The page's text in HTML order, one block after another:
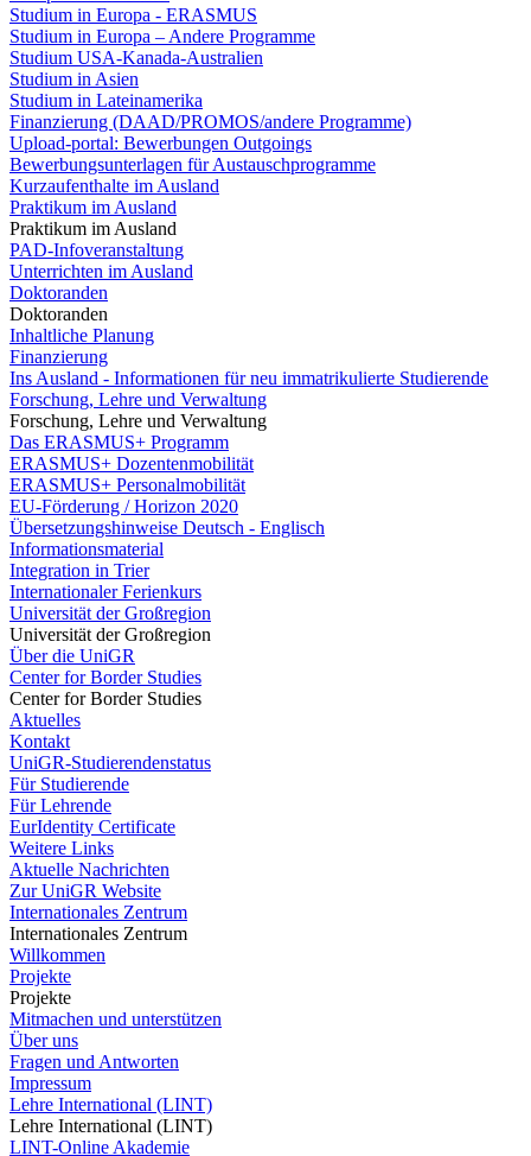
Studium in Europa - ERASMUS
Studium in Europa – Andere Programme
Studium USA-Kanada-Australien
Studium in Asien
Studium in Lateinamerika
Finanzierung (DAAD/PROMOS/andere Programme)
Upload-portal: Bewerbungen Outgoings
Bewerbungsunterlagen für Austauschprogramme
Kurzaufenthalte im Ausland
Praktikum im Ausland
Praktikum im Ausland
PAD-Infoveranstaltung
Unterrichten im Ausland
Doktoranden
Doktoranden
Inhaltliche Planung
Finanzierung
Ins Ausland - Informationen für neu immatrikulierte Studierende
Forschung, Lehre und Verwaltung
Forschung, Lehre und Verwaltung
Das ERASMUS+ Programm
ERASMUS+ Dozentenmobilität
ERASMUS+ Personalmobilität
EU-Förderung / Horizon 2020
Übersetzungshinweise Deutsch - Englisch
Informationsmaterial
Integration in Trier
Internationaler Ferienkurs
Universität der Großregion
Universität der Großregion
Über die UniGR
Center for Border Studies
Center for Border Studies
Aktuelles
Kontakt
UniGR-Studierendenstatus
Für Studierende
Für Lehrende
EurIdentity Certificate
Weitere Links
Aktuelle Nachrichten
Zur UniGR Website
Internationales Zentrum
Internationales Zentrum
Willkommen
Projekte
Projekte
Mitmachen und unterstützen
Über uns
Fragen und Antworten
Impressum
Lehre International (LINT)
Lehre International (LINT)
LINT-Online Akademie